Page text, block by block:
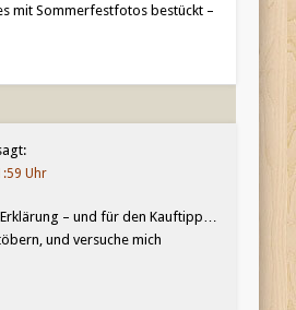
mit Sommerfestfotos bestückt –
Uhr
– und für den Kauftipp…
und versuche mich